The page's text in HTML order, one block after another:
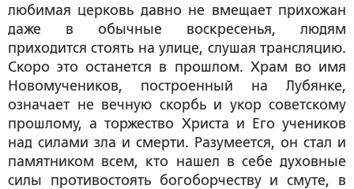
любимая церковь давно не вмещает прихожан
даже в обычные воскресенья, людям
приходится стоять на улице, слушая трансляцию.
Скоро это останется в прошлом. Храм во имя
Новомучеников, построенный на Лубянке,
означает не вечную скорбь и укор советскому
прошлому, а торжество Христа и Его учеников
над силами зла и смерти. Разумеется, он стал и
памятником всем, кто нашел в себе духовные
силы противостоять богоборчеству и смуте, в